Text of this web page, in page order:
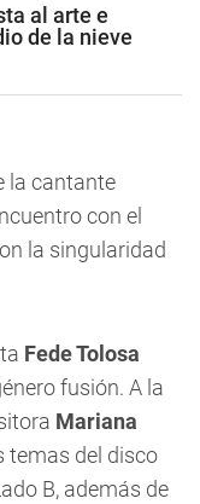
al arte e
de la nieve
la cantante
con el
la singularidad
Fede Tolosa
fusión. A la
Mariana
temas del disco
B, además de